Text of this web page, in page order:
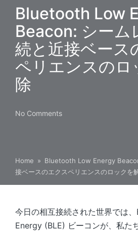
Bluetooth Low
Beacon: シーム
続と近接ベース
ペリエンスのロ
除
No Comments
Home » Bluetooth Low Energy
接ベースのエクスペリエンスのロックを
今日の相互接続された世界では
Energy (BLE) ビーコンが、私た